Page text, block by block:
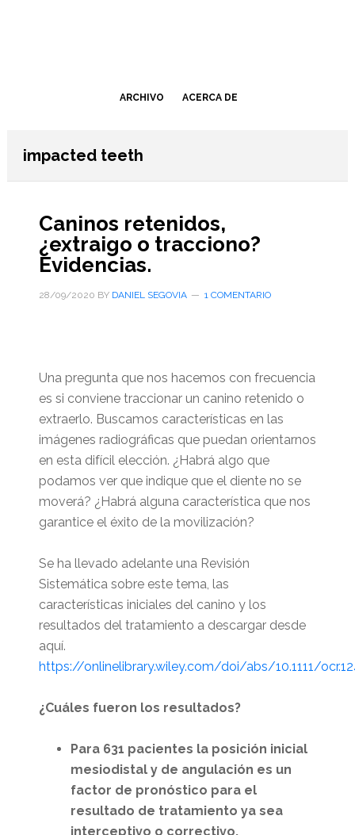
ARCHIVO ACERCA DE
impacted teeth
Caninos retenidos,
¿extraigo o tracciono?
Evidencias.
28/09/2020 BY DANIEL SEGOVIA 1 COMENTARIO
Una pregunta que nos hacemos con frecuencia
es si conviene traccionar un canino retenido o
extraerlo. Buscamos características en las
imágenes radiográficas que puedan orientarnos
en esta difícil elección. ¿Habrá algo que
podamos ver que indique que el diente no se
moverá? ¿Habrá alguna característica que nos
garantice el éxito de la movilización?
Se ha llevado adelante una Revisión
Sistemática sobre este tema, las
características iniciales del canino y los
resultados del tratamiento a descargar desde
aquí.
https://onlinelibrary.wiley.com/doi/abs/10.1111/
¿Cuáles fueron los resultados?
Para 631 pacientes la posición inicial
mesiodistal y de angulación es un
factor de pronóstico para el
resultado de tratamiento ya sea
interceptivo o correctivo.